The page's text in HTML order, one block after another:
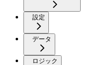
設定
データ
ロジック